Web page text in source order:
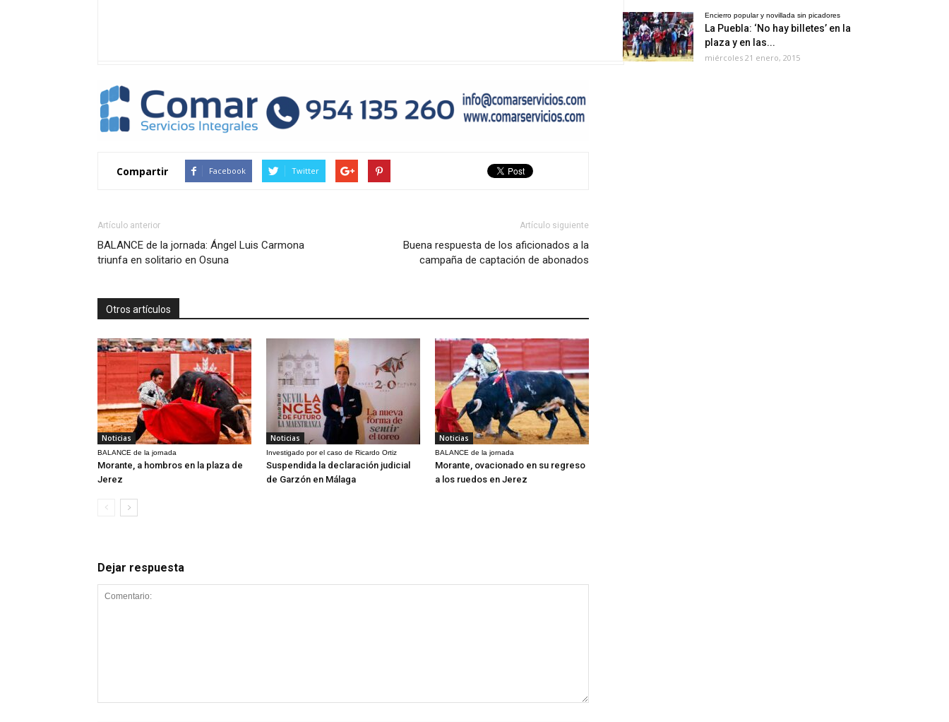
Compartir Facebook Twitter
Artículo anterior
BALANCE de la jornada: Ángel Luis Carmona
triunfa en solitario en Osuna
Artículo siguiente
Buena respuesta de los aficionados a la
campaña de captación de abonados
Otros artículos
Noticias
BALANCE de la jornada
Morante, a hombros en la plaza de
Jerez
Noticias
Investigado por el caso de Ricardo Ortiz
Suspendida la declaración judicial
de Garzón en Málaga
Noticias
BALANCE de la jornada
Morante, ovacionado en su regreso
a los ruedos en Jerez
Dejar respuesta
Encierro popular y novillada sin picadores
La Puebla: ‘No hay billetes’ en la
plaza y en las...
miércoles 21 enero, 2015